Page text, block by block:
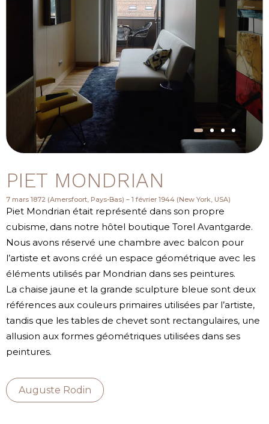
PIET MONDRIAN
7 mars 1872 (Amersfoort, Pays-Bas) – 1 février 1944 (New York, USA)
Piet Mondrian était représenté dans son propre
cubisme, dans notre hôtel boutique Torel Avantgarde.
Nous avons réservé une chambre avec balcon pour
l’artiste et avons créé un espace géométrique avec les
éléments utilisés par Mondrian dans ses peintures.
La chaise jaune et la grande sculpture bleue sont deux
références aux couleurs primaires utilisées par l’artiste,
tandis que les tables de chevet sont rectangulaires, une
allusion aux formes géométriques utilisées dans ses
peintures.
Auguste Rodin